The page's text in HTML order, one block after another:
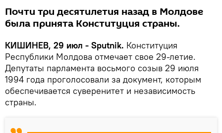
Почти три десятилетия назад в Молдове
была принята Конституция страны.
КИШИНЕВ, 29 июл - Sputnik. Конституция
Республики Молдова отмечает свое 29-летие.
Депутаты парламента восьмого созыв 29 июля
1994 года проголосовали за документ, которым
обеспечивается суверенитет и независимость
страны.